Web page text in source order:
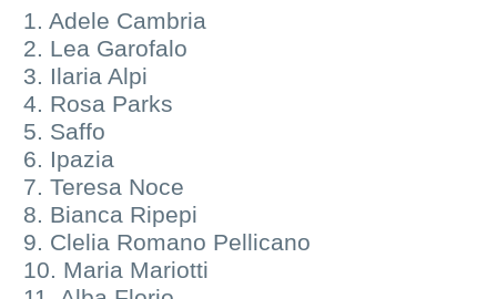
1. Adele Cambria
2. Lea Garofalo
3. Ilaria Alpi
4. Rosa Parks
5. Saffo
6. Ipazia
7. Teresa Noce
8. Bianca Ripepi
9. Clelia Romano Pellicano
10. Maria Mariotti